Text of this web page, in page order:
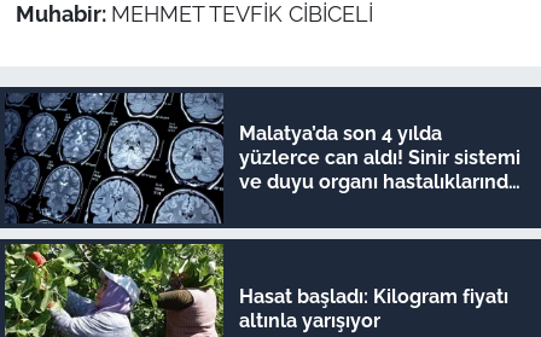
Muhabir: MEHMET TEVFİK CİBİCELİ
Malatya’da son 4 yılda
yüzlerce can aldı! Sinir sistemi
ve duyu organı hastalıklarında
Hasat başladı: Kilogram fiyatı
altınla yarışıyor